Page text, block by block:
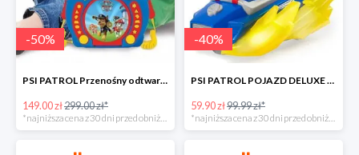
-50%
PSI PATROL Przenośny odtwarzacz CD Karaoke PAW -50%
149.00 zł299.00 zł*
*najniższa cena z 30 dni przed obniżką
-40%
PSI PATROL POJAZD DELUXE FIGURKA CHASE MIGHTY PUPS -40%
59.90 zł99.99 zł*
*najniższa cena z 30 dni przed obniżką